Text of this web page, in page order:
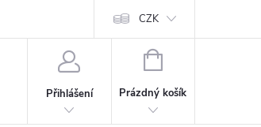
CZK
Přihlášení
NÁKUPNÍ
Prázdný košík